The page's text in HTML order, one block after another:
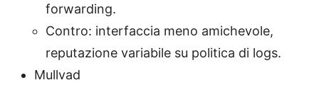
forwarding.
Contro: interfaccia meno amichevole,
reputazione variabile su politica di logs.
Mullvad